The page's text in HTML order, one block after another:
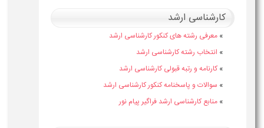
کارشناسی ارشد
» معرفی رشته های کنکور کارشناسی ارشد
» انتخاب رشته کارشناسی ارشد
» کارنامه و رتبه قبولی کارشناسی ارشد
» سوالات و پاسخنامه کنکور کارشناسی ارشد
» منابع کارشناسی ارشد فراگیر پیام نور